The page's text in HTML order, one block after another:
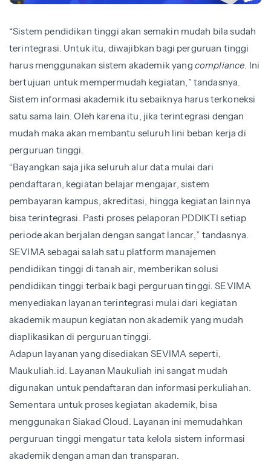
“Sistem pendidikan tinggi akan semakin mudah bila sudah
terintegrasi. Untuk itu, diwajibkan bagi perguruan tinggi
harus menggunakan sistem akademik yang compliance. Ini
bertujuan untuk mempermudah kegiatan,” tandasnya.
Sistem informasi akademik itu sebaiknya harus terkoneksi
satu sama lain. Oleh karena itu, jika terintegrasi dengan
mudah maka akan membantu seluruh lini beban kerja di
perguruan tinggi.
“Bayangkan saja jika seluruh alur data mulai dari
pendaftaran, kegiatan belajar mengajar, sistem
pembayaran kampus, akreditasi, hingga kegiatan lainnya
bisa terintegrasi. Pasti proses pelaporan PDDIKTI setiap
periode akan berjalan dengan sangat lancar,” tandasnya.
SEVIMA sebagai salah satu platform manajemen
pendidikan tinggi di tanah air, memberikan solusi
pendidikan tinggi terbaik bagi perguruan tinggi. SEVIMA
menyediakan layanan terintegrasi mulai dari kegiatan
akademik maupun kegiatan non akademik yang mudah
diaplikasikan di perguruan tinggi.
Adapun layanan yang disediakan SEVIMA seperti,
Maukuliah.id. Layanan Maukuliah ini sangat mudah
digunakan untuk pendaftaran dan informasi perkuliahan.
Sementara untuk proses kegiatan akademik, bisa
menggunakan Siakad Cloud. Layanan ini memudahkan
perguruan tinggi mengatur tata kelola sistem informasi
akademik dengan aman dan transparan.